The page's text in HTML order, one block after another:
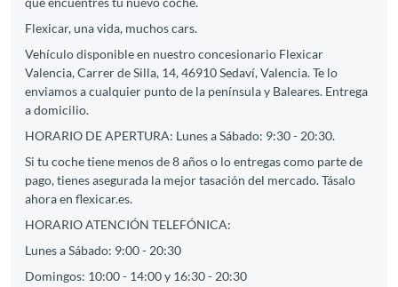
Flexicar, una vida, muchos cars.
Vehículo disponible en nuestro concesionario Flexicar
Valencia, Carrer de Silla, 14, 46910 Sedaví, Valencia. Te lo
enviamos a cualquier punto de la península y Baleares. Entrega
a domicilio.
HORARIO DE APERTURA: Lunes a Sábado: 9:30 - 20:30.
Si tu coche tiene menos de 8 años o lo entregas como parte de
pago, tienes asegurada la mejor tasación del mercado. Tásalo
ahora en flexicar.es.
HORARIO ATENCIÓN TELEFÓNICA:
Lunes a Sábado: 9:00 - 20:30
Domingos: 10:00 - 14:00 y 16:30 - 20:30